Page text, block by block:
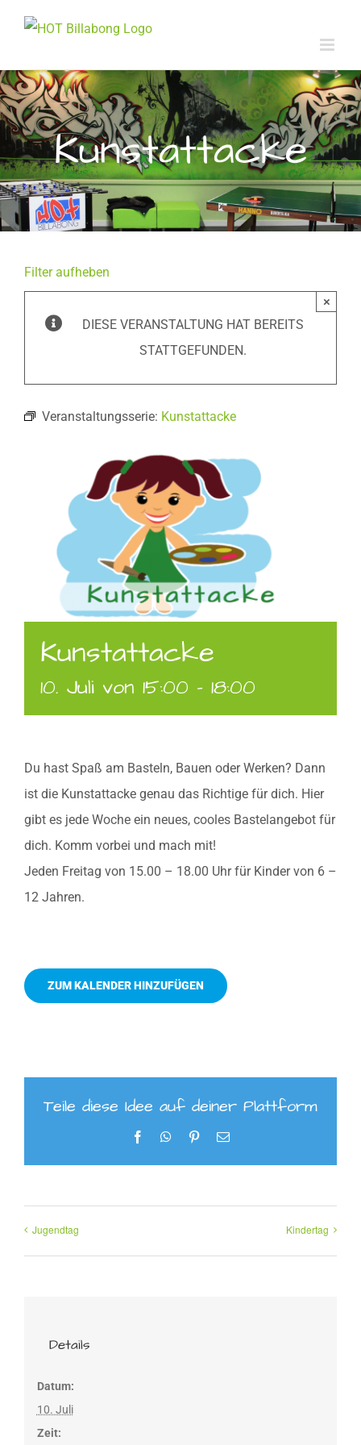
Kunstattacke
Filter aufheben
DIESE VERANSTALTUNG HAT BEREITS
STATTGEFUNDEN.
×
Veranstaltungsserie: Kunstattacke
Kunstattacke
10. Juli von 15:00 - 18:00
Du hast Spaß am Basteln, Bauen oder Werken? Dann
ist die Kunstattacke genau das Richtige für dich. Hier
gibt es jede Woche ein neues, cooles Bastelangebot für
dich. Komm vorbei und mach mit!
Jeden Freitag von 15.00 – 18.00 Uhr für Kinder von 6 –
12 Jahren.
ZUM KALENDER HINZUFÜGEN
Teile diese Idee auf deiner Plattform
FacebookWhatsApp
Pinterest
E-
Jugendtag Kindertag
Details
Datum:
10. Juli
Zeit: